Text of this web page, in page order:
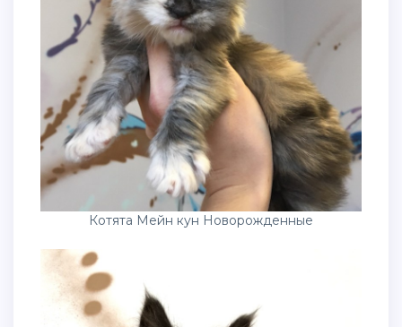
Котята Мейн кун Новорожденные